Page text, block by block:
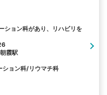
ション科があり、リハビリを
霞駅
ション科/リウマチ科